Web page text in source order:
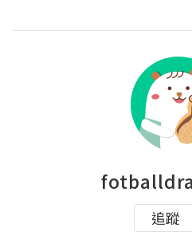
追蹤